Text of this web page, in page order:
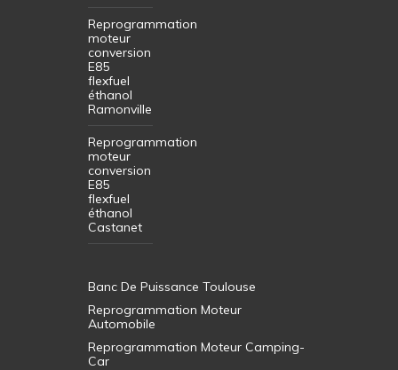
Reprogrammation
moteur
conversion
E85
flexfuel
éthanol
Ramonville
Reprogrammation
moteur
conversion
E85
flexfuel
éthanol
Castanet
Banc De Puissance Toulouse
Reprogrammation Moteur
Automobile
Reprogrammation Moteur Camping-
Car